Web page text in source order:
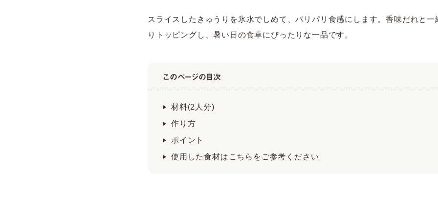
スライスしたきゅうりを氷水でしめて、パリパリ食感にします。香味だれと一
りトッピングし、暑い日の食卓にぴったりな一品です。
このページの目次
材料(2人分)
作り方
ポイント
使用した食材はこちらをご参考ください